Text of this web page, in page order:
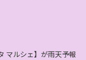
マルシェ】が雨天予報